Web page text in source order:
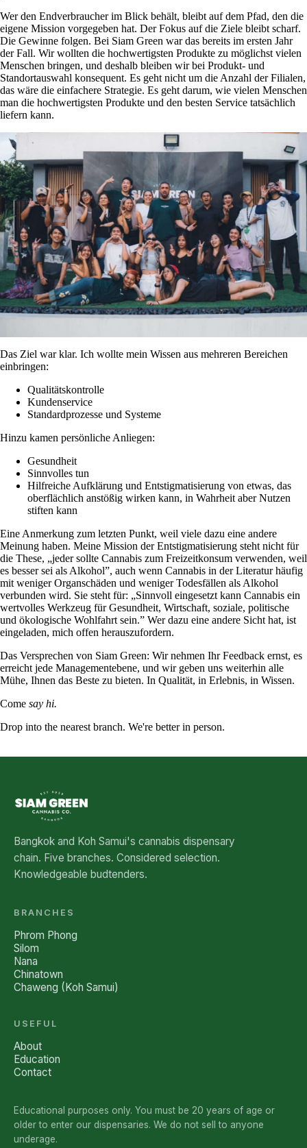
Wer den Endverbraucher im Blick behält, bleibt auf dem Pfad, den die
eigene Mission vorgegeben hat. Der Fokus auf die Ziele bleibt scharf.
Die Gewinne folgen. Bei Siam Green war das bereits im ersten Jahr
der Fall. Wir wollten die hochwertigsten Produkte zu möglichst vielen
Menschen bringen, und deshalb bleiben wir bei Produkt- und
Standortauswahl konsequent. Es geht nicht um die Anzahl der Filialen,
das wäre die einfachere Strategie. Es geht darum, wie vielen Menschen
man die hochwertigsten Produkte und den besten Service tatsächlich
liefern kann.
Das Ziel war klar. Ich wollte mein Wissen aus mehreren Bereichen
einbringen:
Qualitätskontrolle
Kundenservice
Standardprozesse und Systeme
Hinzu kamen persönliche Anliegen:
Gesundheit
Sinnvolles tun
Hilfreiche Aufklärung und Entstigmatisierung von etwas, das
oberflächlich anstößig wirken kann, in Wahrheit aber Nutzen
stiften kann
Eine Anmerkung zum letzten Punkt, weil viele dazu eine andere
Meinung haben. Meine Mission der Entstigmatisierung steht nicht für
die These, „jeder sollte Cannabis zum Freizeitkonsum verwenden, weil
es besser sei als Alkohol”, auch wenn Cannabis in der Literatur häufig
mit weniger Organschäden und weniger Todesfällen als Alkohol
verbunden wird. Sie steht für: „Sinnvoll eingesetzt kann Cannabis ein
wertvolles Werkzeug für Gesundheit, Wirtschaft, soziale, politische
und ökologische Wohlfahrt sein.” Wer dazu eine andere Sicht hat, ist
eingeladen, mich offen herauszufordern.
Das Versprechen von Siam Green: Wir nehmen Ihr Feedback ernst, es
erreicht jede Managementebene, und wir geben uns weiterhin alle
Mühe, Ihnen das Beste zu bieten. In Qualität, in Erlebnis, in Wissen.
Come say hi.
Drop into the nearest branch. We're better in person.
Bangkok and Koh Samui's cannabis dispensary
chain. Five branches. Considered selection.
Knowledgeable budtenders.
BRANCHES
Phrom Phong
Silom
Nana
Chinatown
Chaweng (Koh Samui)
USEFUL
About
Education
Contact
Educational purposes only. You must be 20 years of age or
older to enter our dispensaries. We do not sell to anyone
underage.